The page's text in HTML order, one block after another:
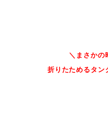
＼まさかの
折りたためるタン